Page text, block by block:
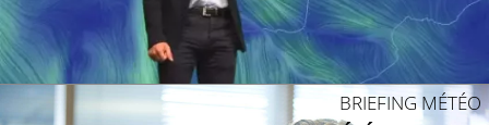
BRIEFING MÉTÉO